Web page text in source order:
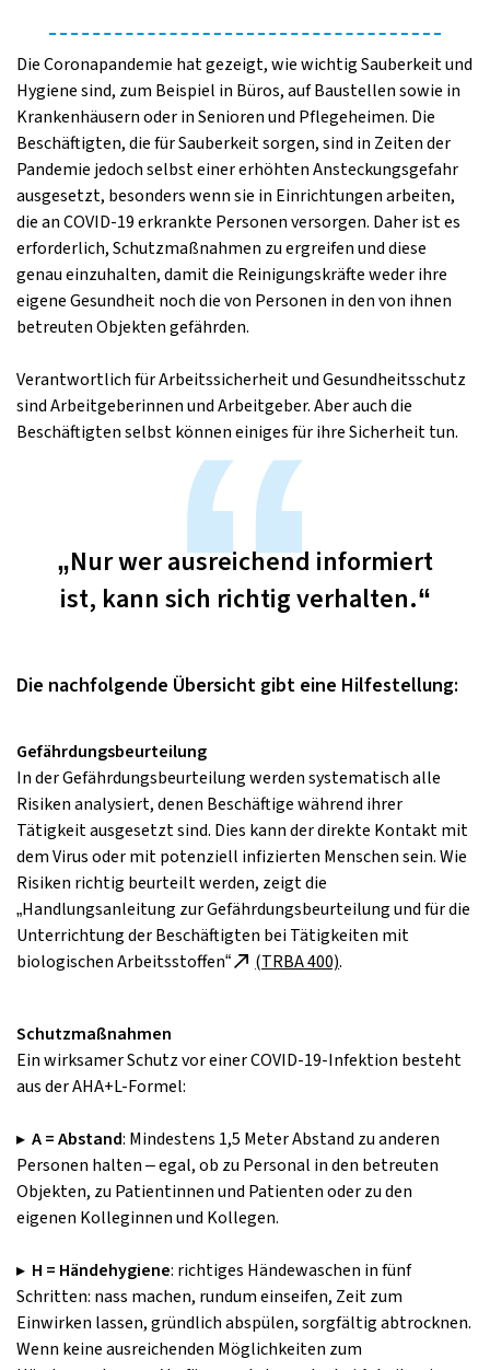
Die Coronapandemie hat gezeigt, wie wichtig Sauberkeit und
Hygiene sind, zum Beispiel in Büros, auf Baustellen sowie in
Krankenhäusern oder in Senioren­ und Pflegeheimen. Die
Beschäftigten, die für Sauberkeit sorgen, sind in Zeiten der
Pandemie jedoch selbst einer erhöhten Ansteckungsgefahr
ausgesetzt, besonders wenn sie in Einrichtungen arbeiten,
die an COVID­-19 erkrankte Personen versorgen. Daher ist es
erforderlich, Schutzmaßnahmen zu ergreifen und diese
genau einzuhalten, damit die Reinigungskräfte weder ihre
eigene Gesundheit noch die von Personen in den von ihnen
betreuten Objekten gefährden.
Verantwortlich für Arbeitssicherheit und Gesundheitsschutz
sind Arbeitgeberinnen und Arbeitgeber. Aber auch die
Beschäftigten selbst können einiges für ihre Sicherheit tun.
„Nur wer ausreichend informiert
ist, kann sich richtig verhalten.“
Die nachfolgende Übersicht gibt eine Hilfestellung:
Gefährdungsbeurteilung
In der Gefährdungsbeurteilung werden systematisch alle
Risiken analysiert, denen Beschäftige während ihrer
Tätigkeit ausgesetzt sind. Dies kann der direkte Kontakt mit
dem Virus oder mit potenziell infizierten Menschen sein. Wie
Risiken richtig beurteilt werden, zeigt die
„Handlungsanleitung zur Gefährdungsbeurteilung und für die
Unterrichtung der Beschäftigten bei Tätigkeiten mit
biologischen Arbeitsstoffen“
(TRBA 400).
Schutzmaßnahmen
Ein wirksamer Schutz vor einer COVID­-19-­Infektion besteht
aus der AHA+L-­Formel:
▸ A = Abstand: Mindestens 1,5 Meter Abstand zu anderen
Personen halten – egal, ob zu Personal in den betreuten
Objekten, zu Patientinnen und Patienten oder zu den
eigenen Kolleginnen und Kollegen.
▸ H = Händehygiene: richtiges Händewaschen in fünf
Schritten: nass machen, rundum einseifen, Zeit zum
Einwirken lassen, gründlich abspülen, sorgfältig abtrocknen.
Wenn keine ausreichenden Möglichkeiten zum